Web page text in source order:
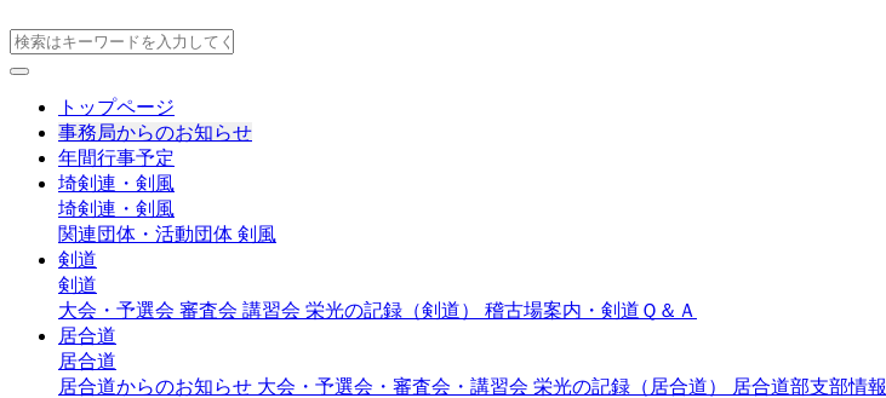
トップページ
事務局からのお知らせ
年間行事予定
埼剣連・剣風
埼剣連・剣風
関連団体・活動団体 剣風
剣道
剣道
大会・予選会 審査会 講習会 栄光の記録（剣道） 稽古場案内・剣道Ｑ＆Ａ
居合道
居合道
居合道からのお知らせ 大会・予選会・審査会・講習会 栄光の記録（居合道）
居合道部支部情報